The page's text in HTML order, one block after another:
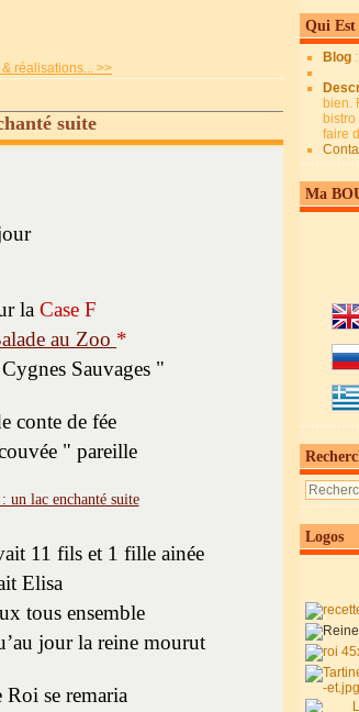
réalisations... >>
suite
la Case F
au Zoo *
Sauvages "
conte de fée
" pareille
11 fils et 1 fille ainée
Elisa
tous ensemble
jour la reine mourut
se remaria
Qui Est
Blog
bien.
faire
Ma
Logos